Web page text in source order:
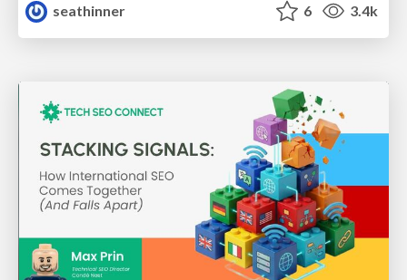
seathinner
6 3.4k